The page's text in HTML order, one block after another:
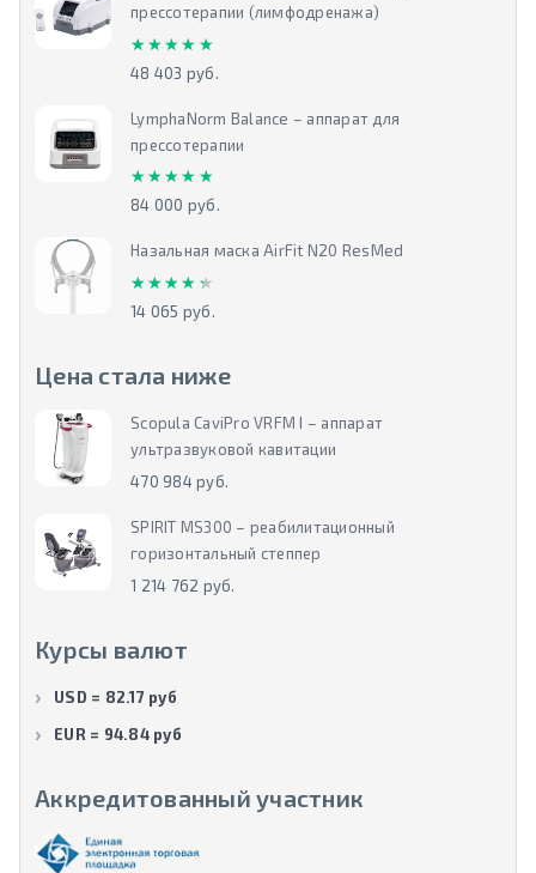
прессотерапии (лимфодренажа)
★★★★★
★★★★★
48 403 руб.
LymphaNorm Balance – аппарат для
прессотерапии
★★★★★
★★★★★
84 000 руб.
Назальная маска AirFit N20 ResMed
★★★★★
★★★★★
14 065 руб.
Цена стала ниже
Scopula CaviPro VRFM I – аппарат
ультразвуковой кавитации
470 984 руб.
SPIRIT MS300 – реабилитационный
горизонтальный степпер
1 214 762 руб.
Курсы валют
USD = 82.17 руб
EUR = 94.84 руб
Аккредитованный участник